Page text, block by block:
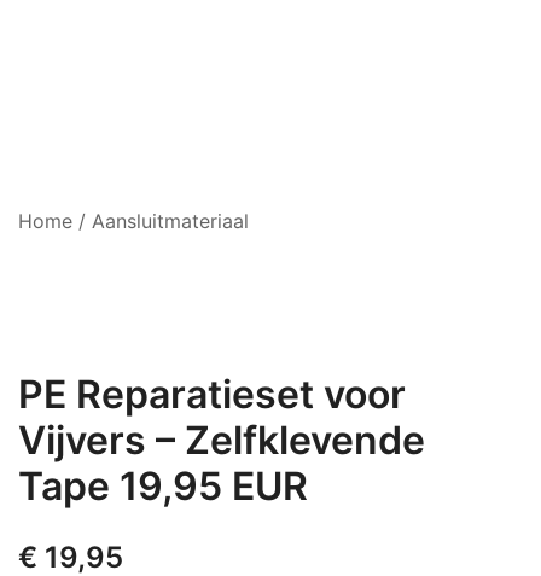
Home / Aansluitmateriaal
PE Reparatieset voor
Vijvers – Zelfklevende
Tape 19,95 EUR
€ 19,95